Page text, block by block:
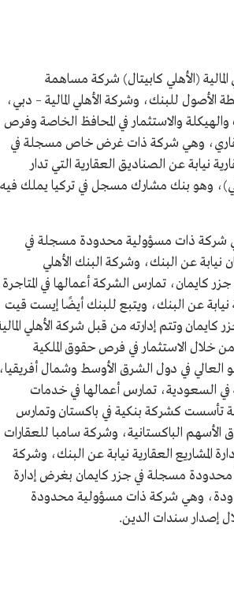
(الأهلي كابيتال) شركة مساهمة
للبنك، وشركة الأهلي المالية – دبي،
والاستثمار في المحافظ الخاصة وفرص
العقاري، وهي شركة ذات غرض خاص مسجلة في
نيابة عن الصناديق العقارية التي تدار
وهو بنك مشارك مسجل في تركيا يملك فيه
وهي شركة ذات مسؤولية محدودة مسجلة في
عن البنك، وشركة البنك الأهلي
تمارس الشركة أعمالها في المتاجرة
نيابة عن البنك، ويتبع للبنك أيضًا إيست قيت
وتتم إدارته من قبل شركة الأهلي
خلال الاستثمار في فرص حقوق الملكية
العالي في دول الشرق الأوسط وشمال
السعودية، تمارس أعمالها في خدمات
تأسست كشركة بنكية في باكستان وتمارس
الباكستانية، وشركة سامبا للعقارات
العقارية نيابة عن البنك، وشركة
محدودة مسجلة في جزر كايمان بغرض إدارة
وهي شركة ذات مسؤولية محدودة
إصدار سندات الدين.​